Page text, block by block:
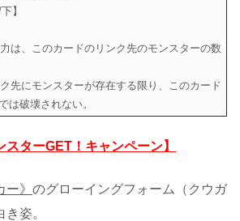
】
は、このカードのリンク先のモンスターの数
先にモンスターが存在する限り、このカード
は破壊されない。
ターGET！キャンペーン】
》 のグローイングフォーム（クウガ
姿。